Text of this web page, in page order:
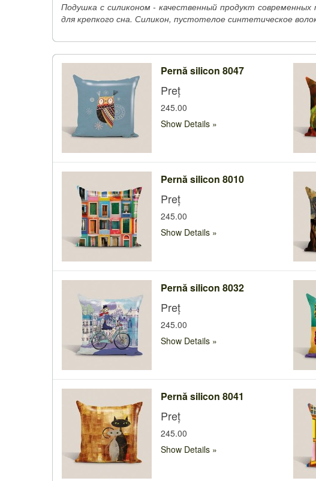
Подушка с силиконом - качественный продукт
для крепкого сна. Силикон, пустотелое синтетическое
Pernă silicon 8047
Preț
245.00
Show Details
Pernă silicon 8010
Preț
245.00
Show Details
Pernă silicon 8032
Preț
245.00
Show Details
Pernă silicon 8041
Preț
245.00
Show Details